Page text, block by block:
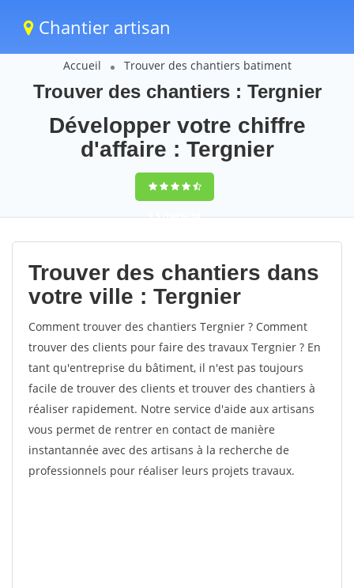
Chantier artisan
Accueil Trouver des chantiers batiment
Trouver des chantiers : Tergnier
Développer votre chiffre
d'affaire : Tergnier
9,5(100%)58
votes
Trouver des chantiers dans
votre ville : Tergnier
Comment trouver des chantiers Tergnier ? Comment
trouver des clients pour faire des travaux Tergnier ? En
tant qu'entreprise du bâtiment, il n'est pas toujours
facile de trouver des clients et trouver des chantiers à
réaliser rapidement. Notre service d'aide aux artisans
vous permet de rentrer en contact de manière
instantannée avec des artisans à la recherche de
professionnels pour réaliser leurs projets travaux.